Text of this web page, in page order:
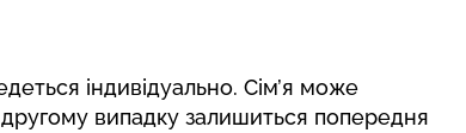
індивідуально. Сім’я може
випадку залишиться попередня